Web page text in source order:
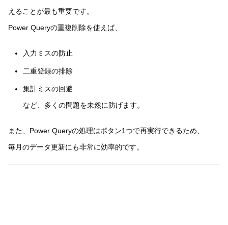
えることが最も重要です。
Power Queryの重複削除を使えば、
入力ミスの防止
二重登録の排除
集計ミスの回避
など、多くの問題を未然に防げます。
また、Power Queryの処理はボタン1つで再実行できるため、
毎月のデータ更新にも非常に効率的です。